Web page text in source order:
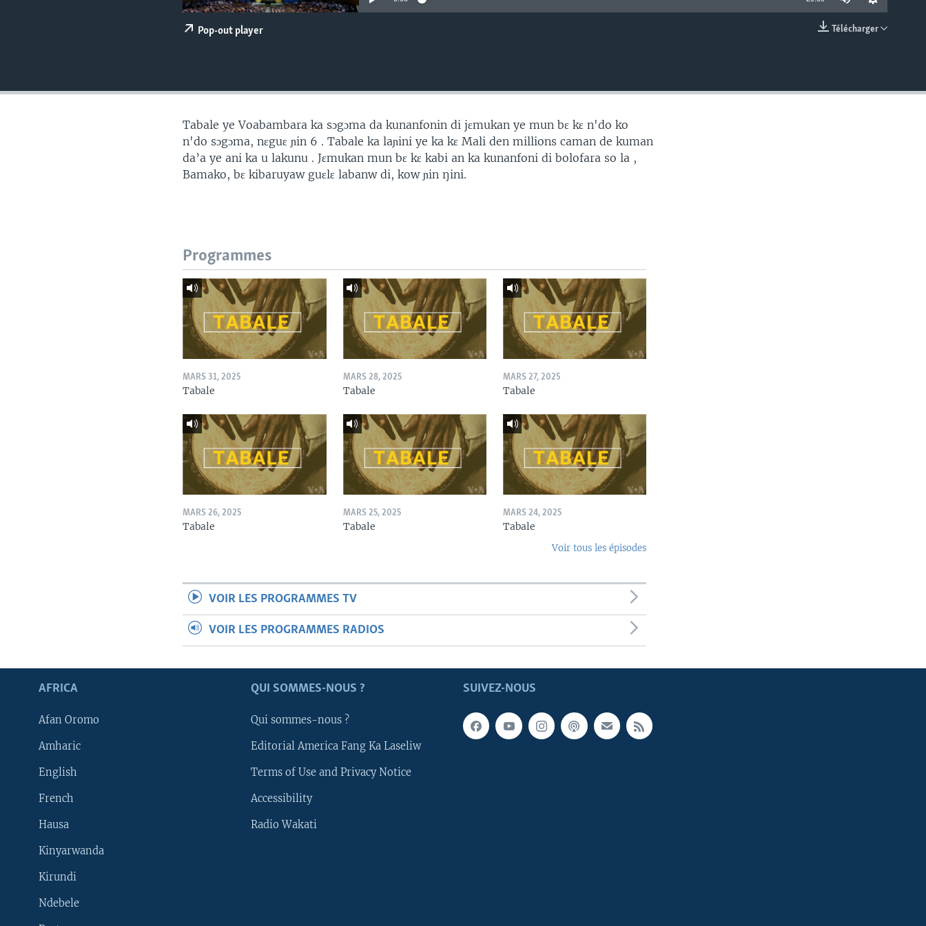
Télécharger
Pop-out player
Tabale ye Voabambara ka sɔgɔma da kunanfonin di jɛmukan ye mun bɛ kɛ n'do ko
n'do sɔgɔma, nɛguɛ ɲin 6 . Tabale ka laɲini ye ka kɛ Mali den millions caman de kuman
da’a ye ani ka u lakunu . Jɛmukan mun bɛ kɛ kabi an ka kunanfoni di bolofara so la ,
Bamako, bɛ kibaruyaw guɛlɛ labanw di, kow ɲin ŋini.
Programmes
MARS 31, 2025
Tabale
MARS 28, 2025
Tabale
MARS 27, 2025
Tabale
MARS 26, 2025
Tabale
MARS 25, 2025
Tabale
MARS 24, 2025
Tabale
Voir tous les épisodes
VOIR LES PROGRAMMES TV
VOIR LES PROGRAMMES RADIOS
SUIVEZ-NOUS
AFRICA
Afan Oromo
Amharic
English
French
Hausa
Kinyarwanda
Kirundi
Ndebele
QUI SOMMES-NOUS ?
Qui sommes-nous ?
Editorial America Fang Ka Laseliw
Terms of Use and Privacy Notice
Accessibility
Radio Wakati